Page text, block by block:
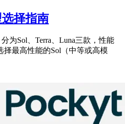
择指南
为Sol、Terra、Luna三款，性能
最高性能的Sol（中等或高模